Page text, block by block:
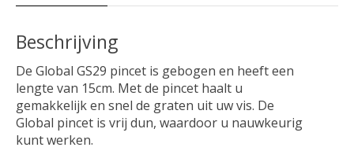
Beschrijving
De Global GS29 pincet is gebogen en heeft een
lengte van 15cm. Met de pincet haalt u
gemakkelijk en snel de graten uit uw vis. De
Global pincet is vrij dun, waardoor u nauwkeurig
kunt werken.